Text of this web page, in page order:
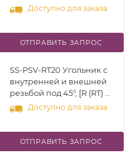
45°, [R (RT) 1/4" - R (RT)
3/4"], нерж.сталь 316
Доступно для заказа
ОТПРАВИТЬ ЗАПРОС
SS-PSV-RT20 Угольник с
внутренней и внешней
резьбой под 45°, [R (RT) 1
1/4"], нерж.сталь 316
Доступно для заказа
ОТПРАВИТЬ ЗАПРОС